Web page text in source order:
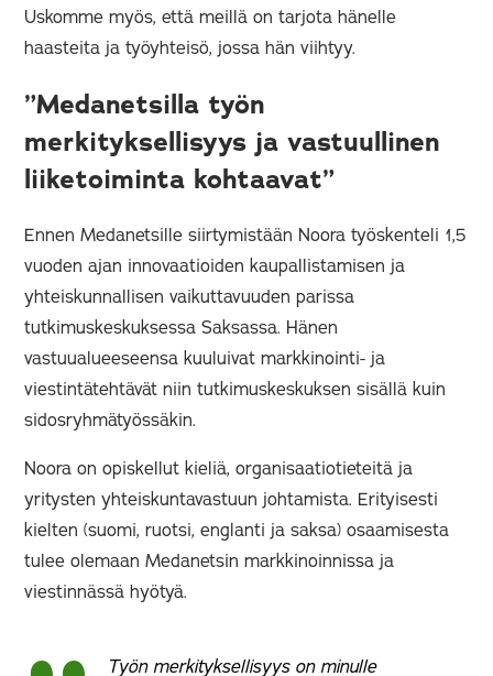
Uskomme myös, että meillä on tarjota hänelle
haasteita ja työyhteisö, jossa hän viihtyy.
”Medanetsilla työn
merkityksellisyys ja vastuullinen
liiketoiminta kohtaavat”
Ennen Medanetsille siirtymistään Noora työskenteli 1,5
vuoden ajan innovaatioiden kaupallistamisen ja
yhteiskunnallisen vaikuttavuuden parissa
tutkimuskeskuksessa Saksassa. Hänen
vastuualueeseensa kuuluivat markkinointi- ja
viestintätehtävät niin tutkimuskeskuksen sisällä kuin
sidosryhmätyössäkin.
Noora on opiskellut kieliä, organisaatiotieteitä ja
yritysten yhteiskuntavastuun johtamista. Erityisesti
kielten (suomi, ruotsi, englanti ja saksa) osaamisesta
tulee olemaan Medanetsin markkinoinnissa ja
viestinnässä hyötyä.
Työn merkityksellisyys on minulle